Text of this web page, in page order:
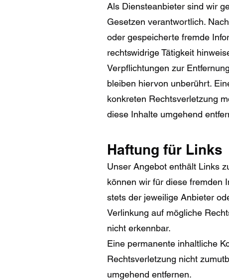
Als Diensteanbieter sind wir
Gesetzen verantwortlich.
oder gespeicherte fremde
rechtswidrige Tätigkeit
Verpflichtungen zur
bleiben hiervon unberührt.
konkreten Rechtsverletzung
diese Inhalte umgehend
Haftung für Links
Unser Angebot enthält Links
können wir für diese fremden
stets der jeweilige Anbieter
Verlinkung auf mögliche
nicht erkennbar.
Eine permanente inhaltliche
Rechtsverletzung nicht
umgehend entfernen.